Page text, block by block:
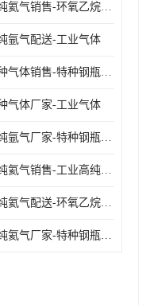
扬州高纯氦气销售-环氧乙烷灭菌剂
氩气配送-工业气体
常州特种气体销售-特种钢瓶年检配件销售
气体厂家-工业气体
商丘高纯氩气厂家-特种钢瓶年检配件销售
临汾高纯氦气销售-工业高纯氦气
宿迁高纯氦气配送-环氧乙烷灭菌剂
济宁高纯氦气厂家-特种钢瓶年检配件销售